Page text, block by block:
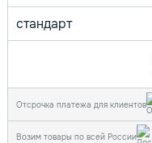
стандарт
Отсрочка платежа для клиентов
Возим товары по всей России